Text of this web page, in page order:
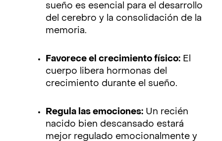
sueño es esencial para el desarrollo
del cerebro y la consolidación de la
memoria.
Favorece el crecimiento físico: El
cuerpo libera hormonas del
crecimiento durante el sueño.
Regula las emociones: Un recién
nacido bien descansado estará
mejor regulado emocionalmente y